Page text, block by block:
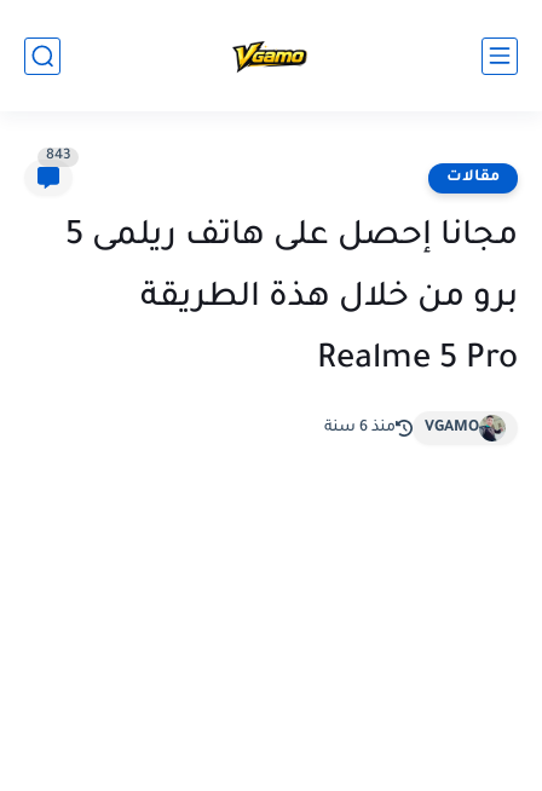
مقالات
843
مجانا إحصل على هاتف ريلمى 5
برو من خلال هذة الطريقة
Realme 5 Pro
VGAMO منذ 6 سنة